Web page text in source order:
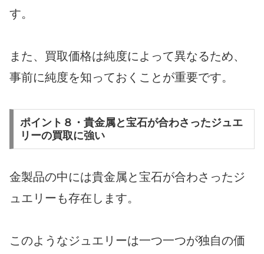
す。
また、買取価格は純度によって異なるため、
事前に純度を知っておくことが重要です。
ポイント８・貴金属と宝石が合わさったジュエ
リーの買取に強い
金製品の中には貴金属と宝石が合わさったジ
ュエリーも存在します。
このようなジュエリーは一つ一つが独自の価